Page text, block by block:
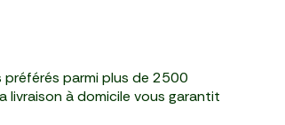
parmi plus de 2500
livraison à domicile vous garantit